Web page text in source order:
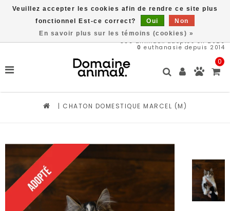
566animaux adoptés en 2026
0 euthanasie depuis 2014
0
| CHATON DOMESTIQUE MARCEL (M)
Veuillez accepter les cookies afin de rendre ce site plus
fonctionnel Est-ce correct?
Oui
Non
En savoir plus sur les témoins (cookies) »
Livraison gratuite à partir de 89$*